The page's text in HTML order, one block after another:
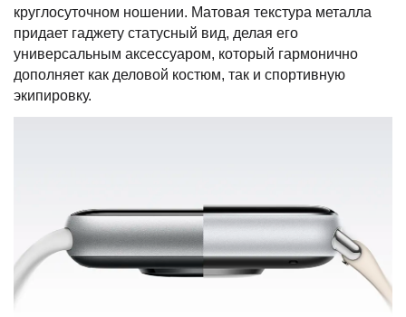
круглосуточном ношении. Матовая текстура металла
придает гаджету статусный вид, делая его
универсальным аксессуаром, который гармонично
дополняет как деловой костюм, так и спортивную
экипировку.